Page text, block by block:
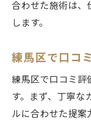
合わせた施術は、
します。
練馬区で口コ
練馬区で口コミ評
す。まず、丁寧な
ルに合わせた提案